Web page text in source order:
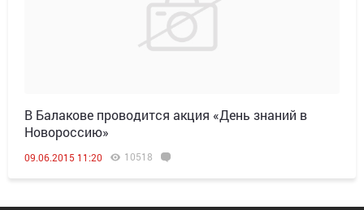
В Балакове проводится акция «День знаний в
Новороссию»
09.06.2015 11:20 10518